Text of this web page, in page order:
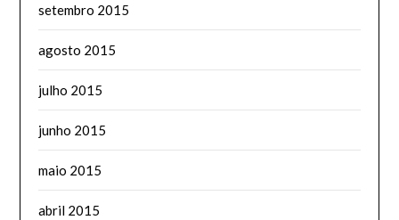
setembro 2015
agosto 2015
julho 2015
junho 2015
maio 2015
abril 2015